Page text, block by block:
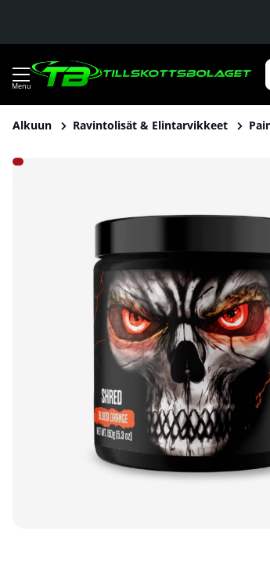
Alkuun Ravintolisät & Elintarvikkeet
Tuotekuvat JNX Sports The Ripper, 150 g